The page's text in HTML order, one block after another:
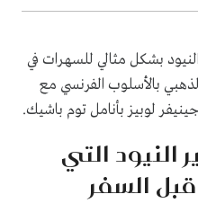
النيود بشكل مثالي للسهرات في
بالأسلوب الفرنسي مع
لوبيز بأنامل توم باشيك.
النيود التي
السفر